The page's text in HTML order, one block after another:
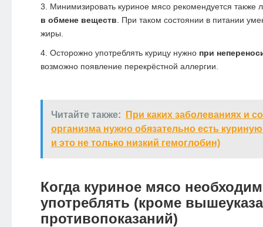
Минимизировать куриное мясо рекомендуется также
в обмене веществ . При таком состоянии в питании
жиры.
Осторожно употреблять курицу нужно при
возможно появление перекрёстной аллергии.
Читайте также:
При каких заболеваниях и
организма нужно обязательно есть
и это не только низкий гемоглобин)
Когда куриное мясо
употреблять (кроме
противопоказаний)